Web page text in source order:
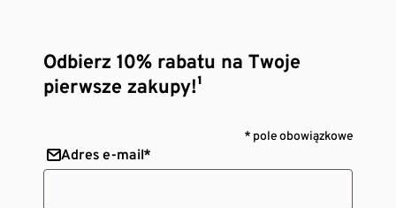
Odbierz 10% rabatu na Twoje
pierwsze zakupy!¹
* pole obowiązkowe
Adres e-mail*